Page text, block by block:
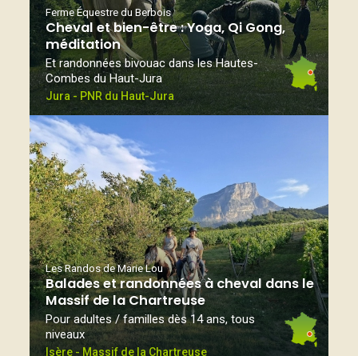
Ferme Équestre du Berbois
Cheval et bien-être : Yoga, Qi Gong,
méditation
Et randonnées bivouac dans les Hautes-
Combes du Haut-Jura
Jura - PNR du Haut-Jura
Les Randos de Marie Lou
Balades et randonnées à cheval dans le
Massif de la Chartreuse
Pour adultes / familles dès 14 ans, tous
niveaux
Isère - Massif de la Chartreuse